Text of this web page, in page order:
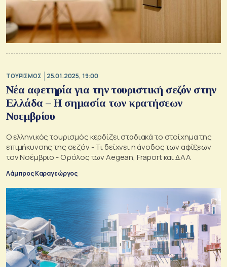
ΤΟΥΡΙΣΜΟΣ 25.01.2025, 19:00
Νέα αφετηρία για την τουριστική σεζόν στην
Ελλάδα – Η σημασία των κρατήσεων
Νοεμβρίου
Ο ελληνικός τουρισμός κερδίζει σταδιακά το στοίχημα της
επιμήκυνσης της σεζόν - Τι δείχνει η άνοδος των αφίξεων
τον Νοέμβριο - Ο ρόλος των Aegean, Fraport και ΔΑΑ
Λάμπρος Καραγεώργος